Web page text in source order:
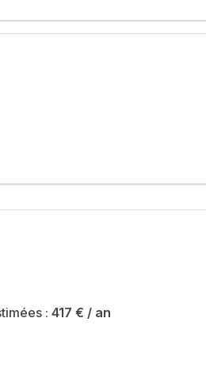
d'un petit extérieur appréciable.
: 417 € / an